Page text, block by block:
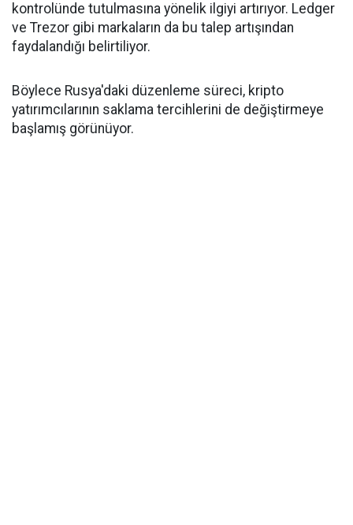
kontrolünde tutulmasına yönelik ilgiyi artırıyor. Ledger
ve Trezor gibi markaların da bu talep artışından
faydalandığı belirtiliyor.
Böylece Rusya'daki düzenleme süreci, kripto
yatırımcılarının saklama tercihlerini de değiştirmeye
başlamış görünüyor.